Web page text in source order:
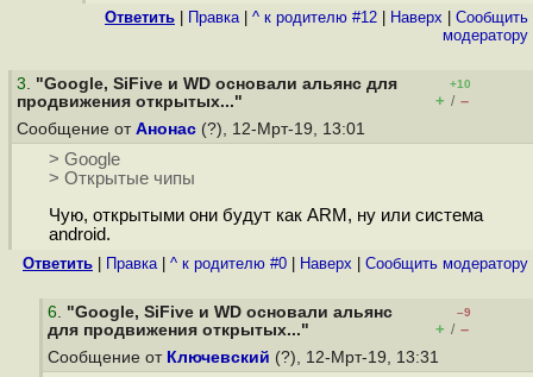
Ответить Правка| ^ к родителю #12 Наверх
Cообщить
модератору
3. "Google, SiFive и WD основали альянс для
продвижения открытых..."
+10
+ / –
Сообщение от Анонас (?), 12-Мрт-19, 13:01
> Google
> Открытые чипы
Чую, открытыми они будут как ARM, ну или система
android.
Ответить Правка| ^ к родителю #0 Наверх Cообщить модератору
6. "Google, SiFive и WD основали альянс
для продвижения открытых..."
–9
+ / –
Сообщение от Ключевский (?), 12-Мрт-19, 13:31